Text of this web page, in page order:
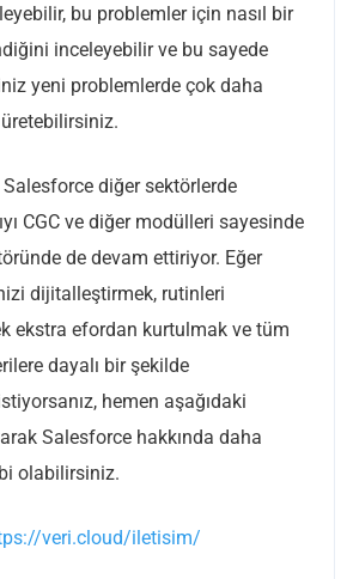
bu problemler için nasıl bir
inceleyebilir ve bu sayede
yeni problemlerde çok daha
diğer sektörlerde
CGC ve diğer modülleri sayesinde
de devam ettiriyor. Eğer
dijitalleştirmek, rutinleri
ekstra efordan kurtulmak ve tüm
dayalı bir şekilde
hemen aşağıdaki
Salesforce hakkında daha
olabilirsiniz.
veri.cloud/iletisim/